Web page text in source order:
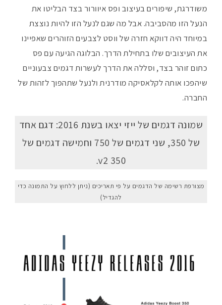
משודרגת, שיפורים בעיצוב ופס איוורור בצד הבליטו את
הנעל הזו מהסביבה. אבל מה שגם לנעל הזו להיות נוצצת
במיוחד היה דווקא חזרה של ווסט לצבעים הזוהרים שאפיינו
את העיצובים שלו בתחילת הדרך. הבלוגה הגיעה עם פס
כתום זוהר בצד, וסללה את הדרך לעשרות דגמים צבעוניים
שיהפכו אותה לקלאסיקה מודרנית ולנעל שתהפוך לזהות של
החברה.
שמונה דגמים של ייזי יצאו בשנת 2016: דגם אחד
של 350, שני דגמים של 750 וחמישה דגמים של
350 v2.
מצורפת רשימה של הדגמים על פי תאריכים (ניתן ללחוץ על התמונה כדי
להגדיל)